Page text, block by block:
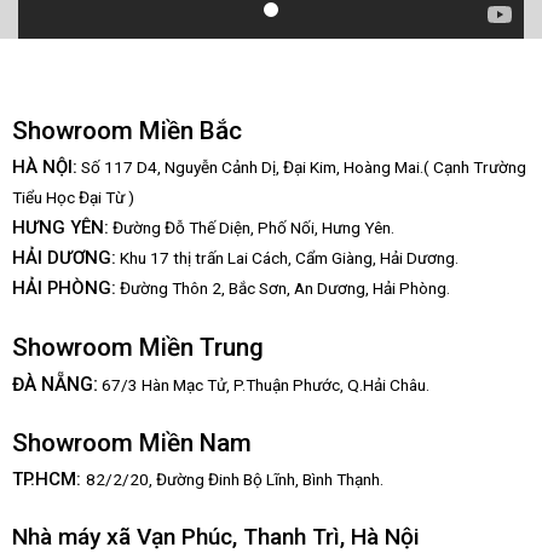
Showroom Miền Bắc
HÀ NỘI: Số 117 D4, Nguyễn Cảnh Dị, Đại Kim, Hoàng Mai.( Cạnh Trường
Tiểu Học Đại Từ )
HƯNG YÊN: Đường Đỗ Thế Diện, Phố Nối, Hưng Yên.
HẢI DƯƠNG: Khu 17 thị trấn Lai Cách, Cẩm Giàng, Hải Dương.
HẢI PHÒNG: Đường Thôn 2, Bắc Sơn, An Dương, Hải Phòng.
Showroom Miền Trung
ĐÀ NẴNG: 67/3 Hàn Mạc Tử, P.Thuận Phước, Q.Hải Châu.
Showroom Miền Nam
TP.HCM: 82/2/20, Đường Đinh Bộ Lĩnh, Bình Thạnh.
Nhà máy xã Vạn Phúc, Thanh Trì, Hà Nội